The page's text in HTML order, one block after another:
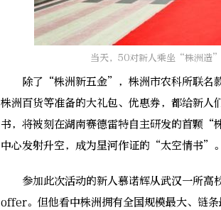
当天，50对新人乘坐“株洲造
除了“株洲新五金”，株洲市农科所联名
株洲百货等准备的大礼包、优惠券，都给新
书，将被刻在湖南赛德雷特自主研发的首颗
中心发射升空，成为星河作证的“太空情书”。
参加此次活动的新人慕诺辉从武汉一所高
offer。但他看中株洲拥有全国规模最大、链